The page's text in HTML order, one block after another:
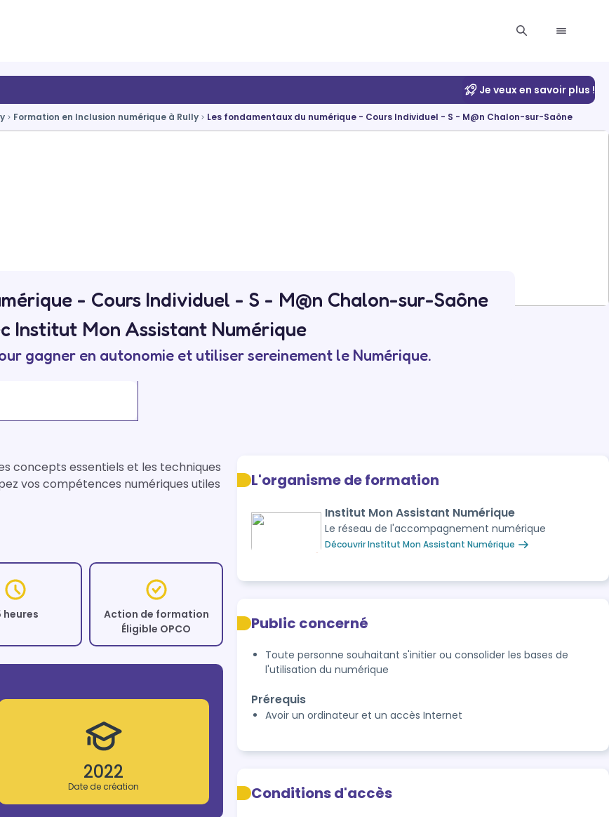
Je veux en savoir plus !
Formation en Inclusion numérique à Rully Les fondamentaux du numérique - Cours Individuel - S - M@n Chalon-sur-Saône
- Cours Individuel - S - M@n Chalon-sur-Saône
Institut Mon Assistant Numérique
gagner en autonomie et utiliser sereinement le Numérique.
concepts essentiels et les techniques
vos compétences numériques utiles
heures
Action de formation
Éligible OPCO
2022
Date de création
L'organisme de formation
Institut Mon Assistant Numérique
Le réseau de l'accompagnement numérique
Découvrir Institut Mon Assistant Numérique
Public concerné
Toute personne souhaitant s'initier ou consolider les bases de
l'utilisation du numérique
Prérequis
Avoir un ordinateur et un accès Internet
Conditions d'accès